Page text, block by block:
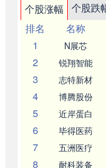
个股涨幅 个股跌
排名
名称
1
N展芯
2 锐翔智能
3 志特新材
4 博腾股份
5 近岸蛋白
6 毕得医药
7 五洲医疗
8 耐科装备